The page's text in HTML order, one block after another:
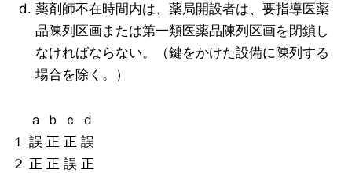
薬剤師不在時間内は、薬局開設者は、要指導医薬
品陳列区画または第一類医薬品陳列区画を閉鎖し
なければならない。（鍵をかけた設備に陳列する
場合を除く。）
ａ ｂ ｃ ｄ
１ 誤 正 正 誤
２ 正 正 誤 正